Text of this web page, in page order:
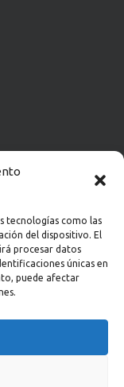
tecnologías como las
del dispositivo. El
procesar datos
únicas en
puede afectar